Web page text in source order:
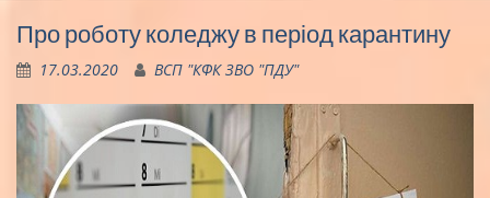
Про роботу коледжу в період карантину
17.03.2020 ВСП "КФК ЗВО "ПДУ"